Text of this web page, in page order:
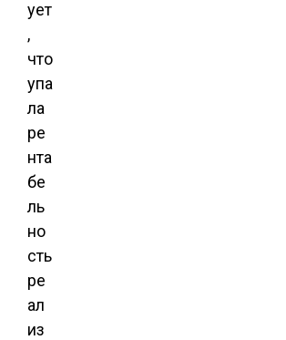
ует
,
что
упа
ла
ре
нта
бе
ль
но
сть
ре
ал
из